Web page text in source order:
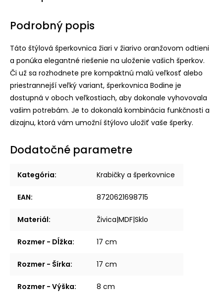
Podrobný popis
Táto štýlová šperkovnica žiari v žiarivo oranžovom odtieni
a ponúka elegantné riešenie na uloženie vašich šperkov.
Či už sa rozhodnete pre kompaktnú malú veľkosť alebo
priestrannejší veľký variant, šperkovnica Bodine je
dostupná v oboch veľkostiach, aby dokonale vyhovovala
vašim potrebám. Je to dokonalá kombinácia funkčnosti a
dizajnu, ktorá vám umožní štýlovo uložiť vaše šperky.
Dodatočné parametre
Kategória: Krabičky a šperkovnice
EAN: 8720621698715
Materiál: Živica|MDF|Sklo
Rozmer - Dĺžka: 17 cm
Rozmer - Šírka: 17 cm
Rozmer - Výška: 8 cm